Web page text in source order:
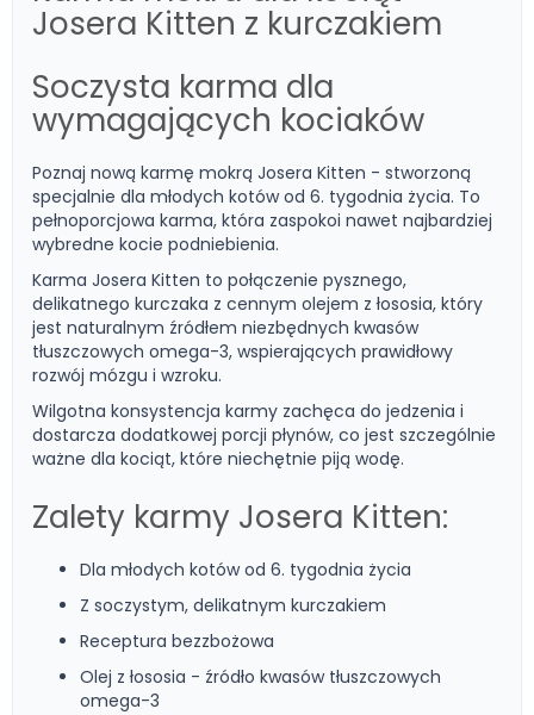
Josera Kitten z kurczakiem
Soczysta karma dla
wymagających kociaków
Poznaj nową karmę mokrą Josera Kitten - stworzoną
specjalnie dla młodych kotów od 6. tygodnia życia. To
pełnoporcjowa karma, która zaspokoi nawet najbardziej
wybredne kocie podniebienia.
Karma Josera Kitten to połączenie pysznego,
delikatnego kurczaka z cennym olejem z łososia, który
jest naturalnym źródłem niezbędnych kwasów
tłuszczowych omega-3, wspierających prawidłowy
rozwój mózgu i wzroku.
Wilgotna konsystencja karmy zachęca do jedzenia i
dostarcza dodatkowej porcji płynów, co jest szczególnie
ważne dla kociąt, które niechętnie piją wodę.
Zalety karmy Josera Kitten:
Dla młodych kotów od 6. tygodnia życia
Z soczystym, delikatnym kurczakiem
Receptura bezzbożowa
Olej z łososia - źródło kwasów tłuszczowych
omega-3